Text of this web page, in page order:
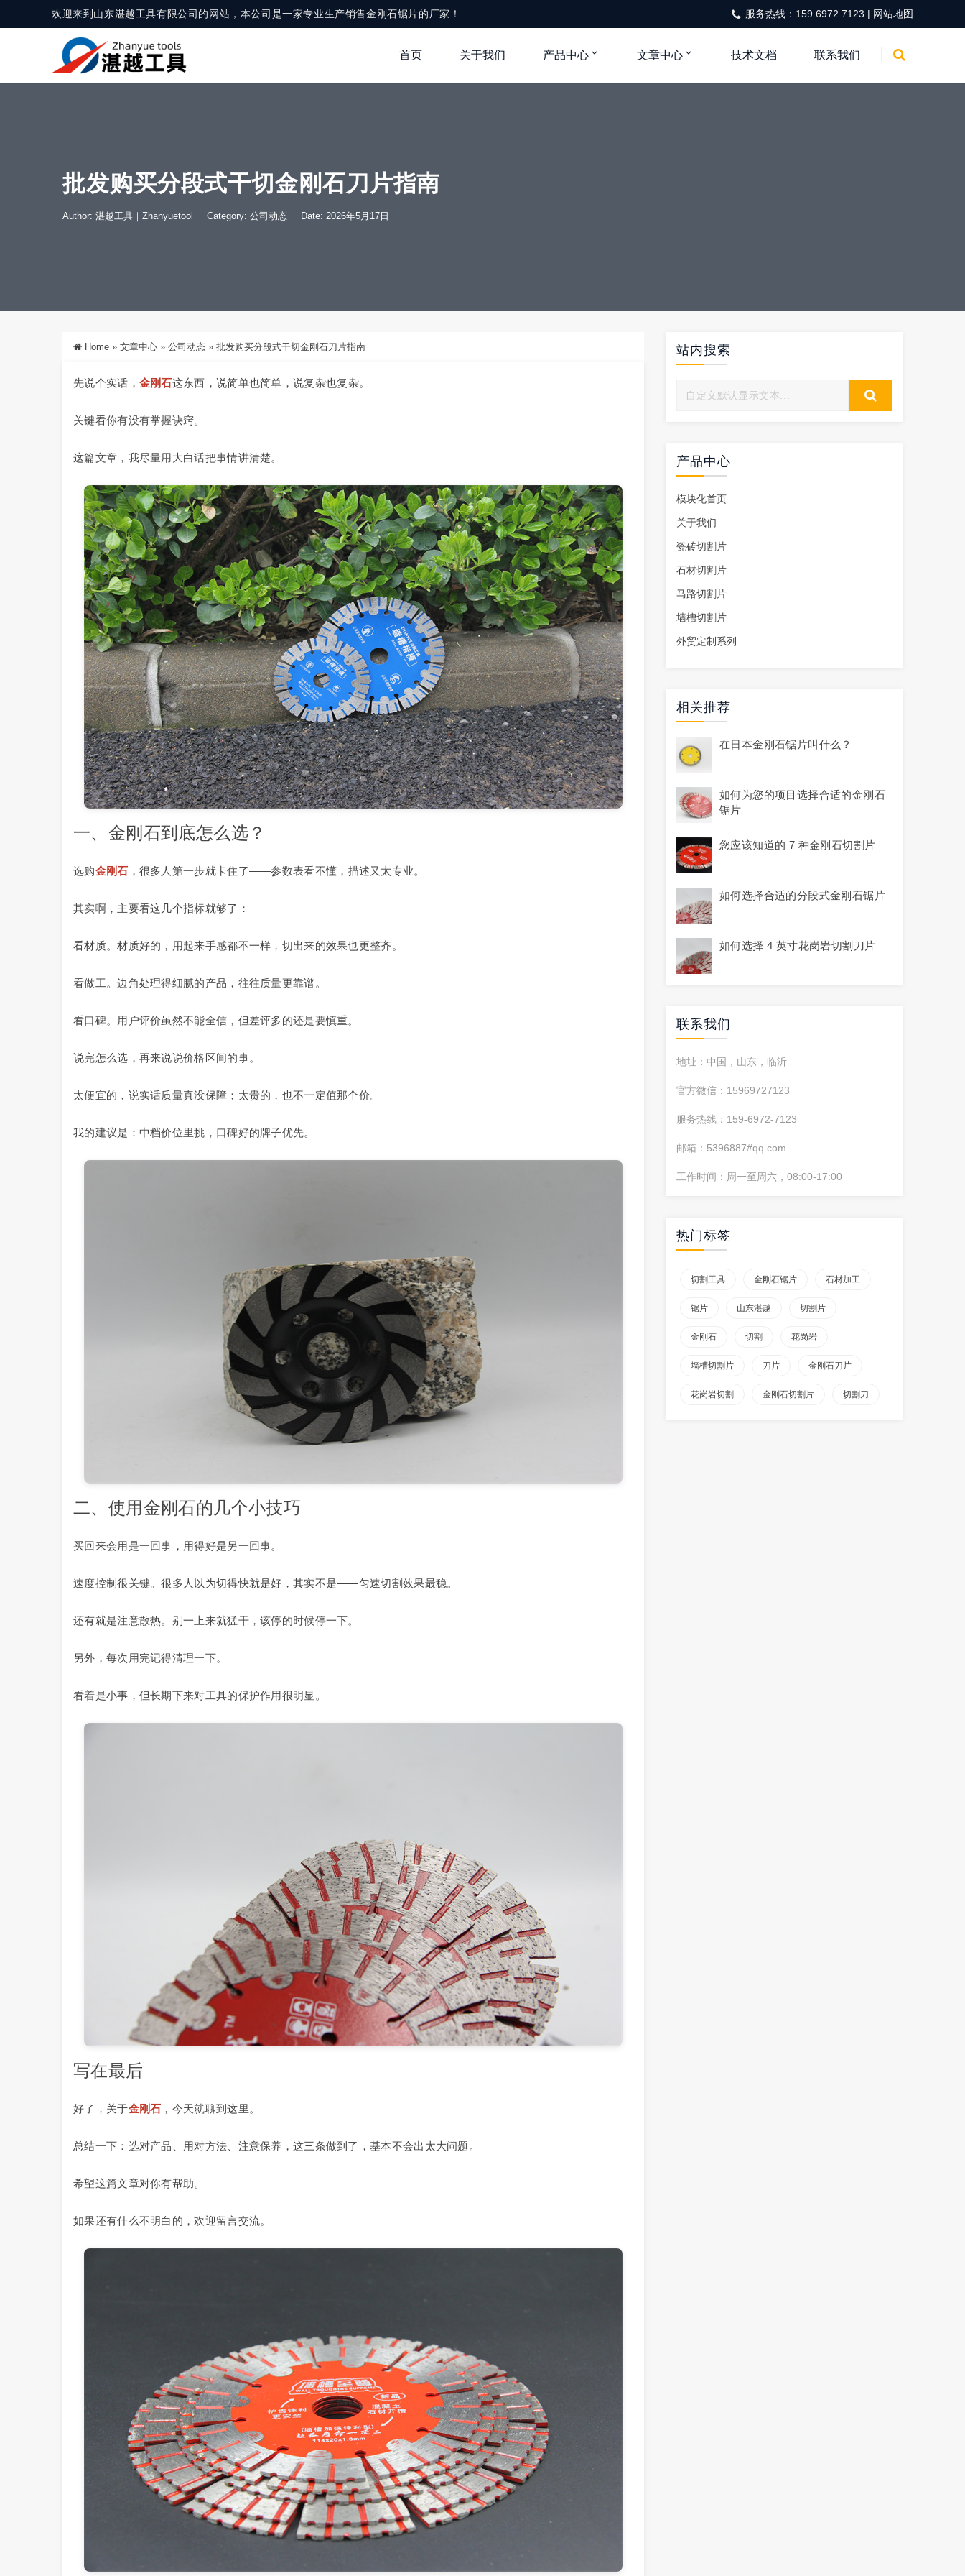
欢迎来到山东湛越工具有限公司的网站，本公司是一家专业生产销售金刚石锯片的厂家！ 服务热线：159 6972 7123 | 网站地图
首页 关于我们 产品中心 文章中心 技术文档 联系我们
批发购买分段式干切金刚石刀片指南
Author: 湛越工具｜Zhanyuetool Category: 公司动态 Date: 2026年5月17日
Home » 文章中心 » 公司动态 » 批发购买分段式干切金刚石刀片指南
先说个实话， 金刚石这东西，说简单也简单，说复杂也复杂。
关键看你有没有掌握诀窍。
这篇文章，我尽量用大白话把事情讲清楚。
一、金刚石到底怎么选？
选购金刚石 ，很多人第一步就卡住了——参数表看不懂，描述又太专业。
其实啊，主要看这几个指标就够了：
看材质。材质好的，用起来手感都不一样，切出来的效果也更整齐。
看做工。边角处理得细腻的产品，往往质量更靠谱。
看口碑。用户评价虽然不能全信，但差评多的还是要慎重。
说完怎么选，再来说说价格区间的事。
太便宜的，说实话质量真没保障；太贵的，也不一定值那个价。
我的建议是：中档价位里挑，口碑好的牌子优先。
二、使用金刚石的几个小技巧
买回来会用是一回事，用得好是另一回事。
速度控制很关键。很多人以为切得快就是好，其实不是——匀速切割效果最稳。
还有就是注意散热。别一上来就猛干，该停的时候停一下。
另外，每次用完记得清理一下。
看着是小事，但长期下来对工具的保护作用很明显。
写在最后
好了，关于金刚石 ，今天就聊到这里。
总结一下：选对产品、用对方法、注意保养，这三条做到了，基本不会出太大问题。
希望这篇文章对你有帮助。
如果还有什么不明白的，欢迎留言交流。
站内搜索
产品中心
模块化首页
关于我们
瓷砖切割片
石材切割片
马路切割片
墙槽切割片
外贸定制系列
相关推荐
在日本金刚石锯片叫什么？
如何为您的项目选择合适的金刚石
锯片
您应该知道的 7 种金刚石切割片
如何选择合适的分段式金刚石锯片
如何选择 4 英寸花岗岩切割刀片
联系我们
地址：中国，山东，临沂
官方微信：15969727123
服务热线：159-6972-7123
邮箱：5396887#qq.com
工作时间：周一至周六，08:00-17:00
热门标签
切割工具 金刚石锯片 石材加工
锯片 山东湛越 切割片
金刚石 切割 花岗岩
墙槽切割片 刀片 金刚石刀片
花岗岩切割 金刚石切割片 切割刀